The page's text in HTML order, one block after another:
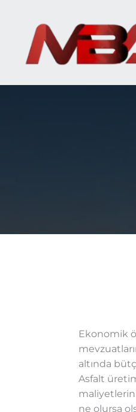
Ekonomik
altında
Asfalt
ne olursa